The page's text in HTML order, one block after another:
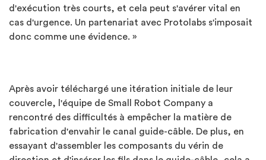
d'exécution très courts, et cela peut s'avérer vital en
cas d'urgence. Un partenariat avec Protolabs s'imposait
donc comme une évidence. »
Après avoir téléchargé une itération initiale de leur
couvercle, l'équipe de Small Robot Company a
rencontré des difficultés à empêcher la matière de
fabrication d'envahir le canal guide-câble. De plus, en
essayant d'assembler les composants du vérin de